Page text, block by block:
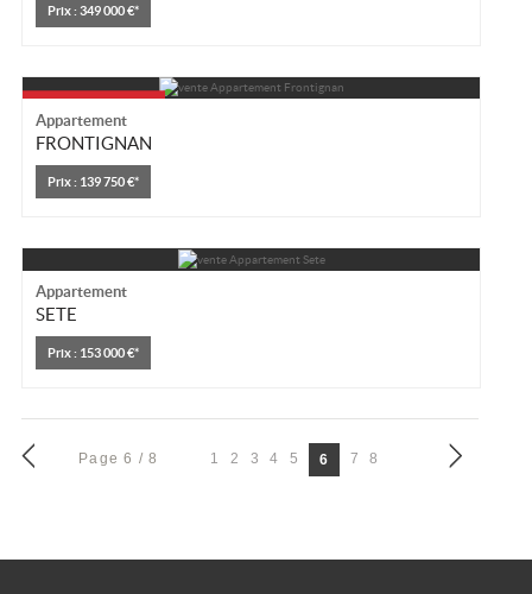
Prix : 349 000 €*
Appartement
FRONTIGNAN
Prix : 139 750 €*
Appartement
SETE
Prix : 153 000 €*
Page 6 / 8 1 2 3 4 5 6 7 8